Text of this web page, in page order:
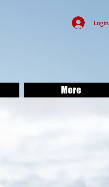
Login
More